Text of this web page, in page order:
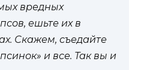
вредных
ешьте их в
Скажем, съедайте
и все. Так вы и